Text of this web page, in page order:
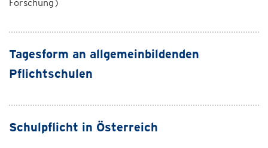
Forschung)
Tagesform an allgemeinbildenden
Pflichtschulen
Schulpflicht in Österreich